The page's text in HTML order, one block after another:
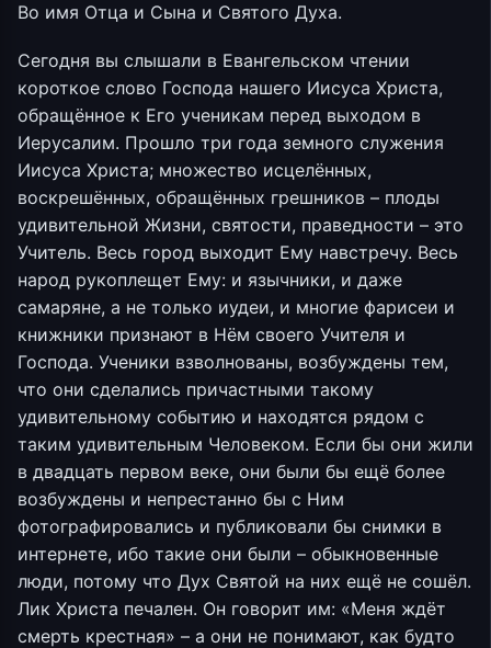
Во имя Отца и Сына и Святого Духа.
Сегодня вы слышали в Евангельском чтении
короткое слово Господа нашего Иисуса Христа,
обращённое к Его ученикам перед выходом в
Иерусалим. Прошло три года земного служения
Иисуса Христа; множество исцелённых,
воскрешённых, обращённых грешников – плоды
удивительной Жизни, святости, праведности – это
Учитель. Весь город выходит Ему навстречу. Весь
народ рукоплещет Ему: и язычники, и даже
самаряне, а не только иудеи, и многие фарисеи и
книжники признают в Нём своего Учителя и
Господа. Ученики взволнованы, возбуждены тем,
что они сделались причастными такому
удивительному событию и находятся рядом с
таким удивительным Человеком. Если бы они жили
в двадцать первом веке, они были бы ещё более
возбуждены и непрестанно бы с Ним
фотографировались и публиковали бы снимки в
интернете, ибо такие они были – обыкновенные
люди, потому что Дух Святой на них ещё не сошёл.
Лик Христа печален. Он говорит им: «Меня ждёт
смерть крестная» – а они не понимают, как будто